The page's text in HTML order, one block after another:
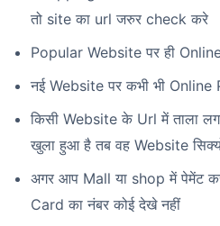
तो site का url जरुर check करे
Popular Website पर ही
नई Website पर कभी भी Online
किसी Website के Url में ताला
खुला हुआ है तब वह Website
अगर आप Mall या shop में पेमेंट
Card का नंबर कोई देखे नहीं